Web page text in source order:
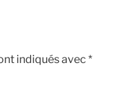
indiqués avec *